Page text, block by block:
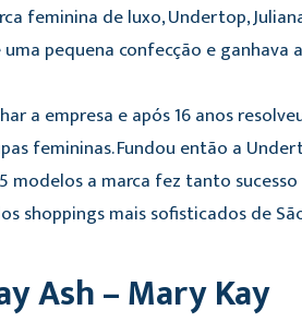
feminina de luxo, Undertop,
pequena confecção e ganhava
a empresa e após 16 anos
femininas. Fundou então a
modelos a marca fez tanto
shoppings mais sofisticados de
Ash – Mary Kay